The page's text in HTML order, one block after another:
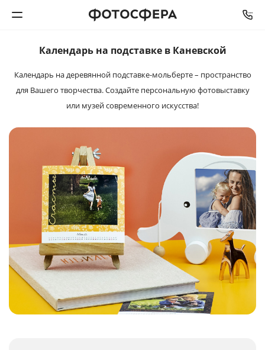
Фотокниги
Интерьерная печать
Фотоподарки
Багетная мастерская
Полиграфия
Услуги и сервис
Магазин
Календарь на подставке в Каневской
Календарь на деревянной подставке-мольберте – пространство
для Вашего творчества. Создайте персональную фотовыставку
или музей современного искусства!